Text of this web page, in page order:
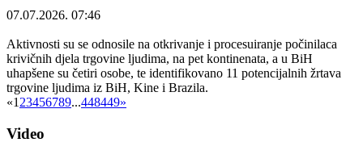
07.07.2026. 07:46
Aktivnosti su se odnosile na otkrivanje i procesuiranje počinilaca
krivičnih djela trgovine ljudima, na pet kontinenata, a u BiH
uhapšene su četiri osobe, te identifikovano 11 potencijalnih žrtava
trgovine ljudima iz BiH, Kine i Brazila.
«123456789...448449»
Video